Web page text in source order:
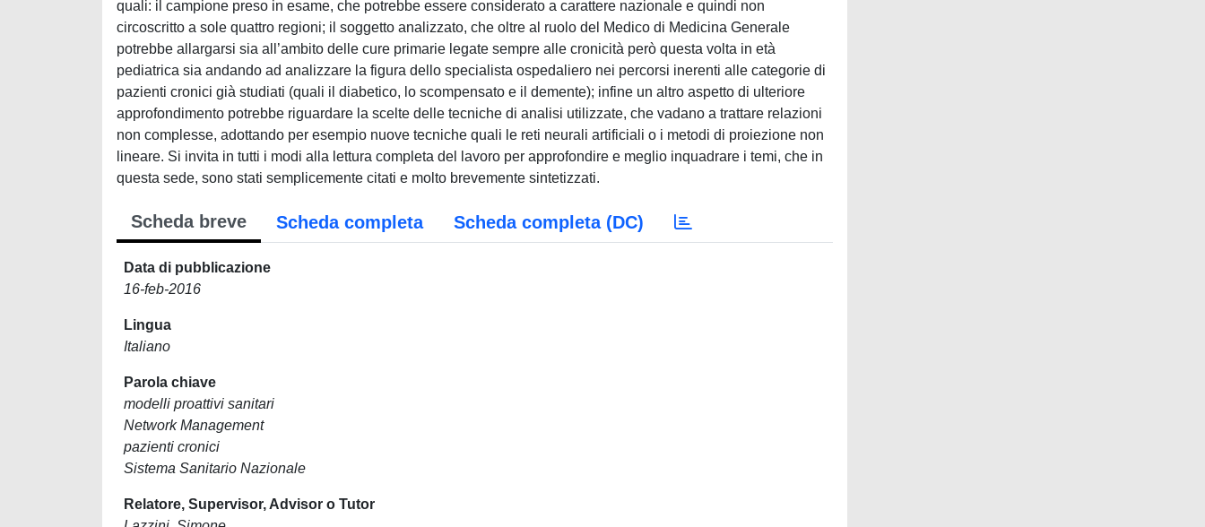
Scheda breve Scheda completa Scheda completa (DC)
Data di pubblicazione
16-feb-2016
Lingua
Italiano
Parola chiave
modelli proattivi sanitari
Network Management
pazienti cronici
Sistema Sanitario Nazionale
Relatore, Supervisor, Advisor o Tutor